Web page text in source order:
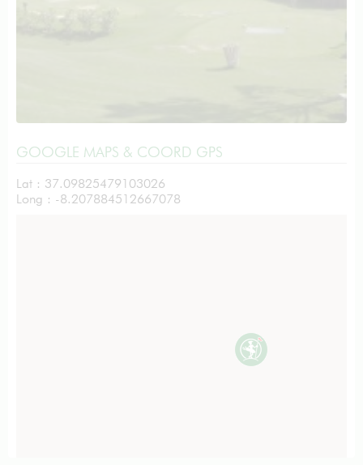
GOOGLE MAPS & COORD GPS
Lat : 37.09825479103026
Long : -8.207884512667078